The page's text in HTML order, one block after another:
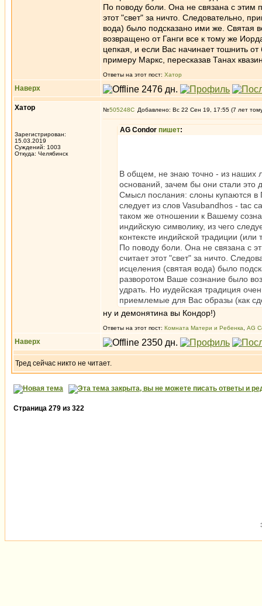
По поводу боли. Она не связана с этим
этот "свет" за ничто. Следовательно,
вода) было подсказано ими же. Святая
возвращено от Ганги все к тому же
цепкая, и если Вас начинает тошнить
примеру Маркс, пересказав Танах
Ответы на этот пост: Хатор
Наверх
Хатор
Зарегистрирован:
15.03.2019
Суждений: 1003
Откуда: Челябинск
№505248 Добавлено: Вс 22 Сен 19, 17:55 (7 лет
AG Condor пишет:
В общем, не знаю точно - из наших
оснований, зачем бы они стали это
Смысл послания: слоны купаются в
следует из слов Vasubandhos - tac
таком же отношении к Вашему
индийскую символику, из чего
контексте индийской традиции (или
По поводу боли. Она не связана с
считает этот "свет" за ничто.
исцеления (святая вода) было
разворотом Ваше сознание было
удрать. Но иудейская традиция
приемлемые для Вас образы (как
ну и демонятина вы Кондор!)
Ответы на этот пост: Комната Матери и Ребенка AG
Наверх
Тред сейчас никто не читает.
Страница 279 из 322